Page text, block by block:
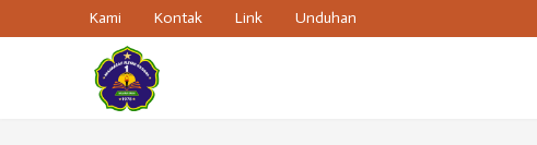
Kami Kontak Link Unduhan